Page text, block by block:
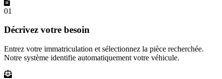
01
Décrivez votre besoin
Entrez votre immatriculation et sélectionnez la pièce recherchée.
Notre système identifie automatiquement votre véhicule.